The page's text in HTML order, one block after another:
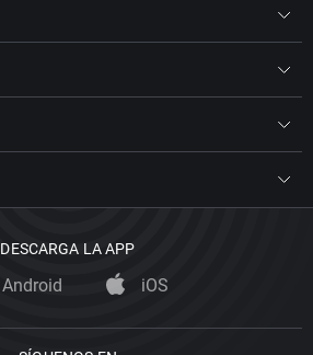
DESCARGA LA APP
Android iOS